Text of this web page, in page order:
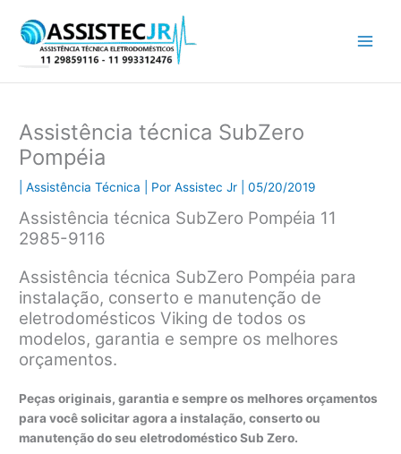
para
conteúdo
Assistência técnica SubZero
Pompéia
|Assistência Técnica | PorAssistec Jr |05/20/2019
Assistência técnica SubZero Pompéia 11
2985-9116
Assistência técnica SubZero Pompéia para
instalação, conserto e manutenção de
eletrodomésticos Viking de todos os
modelos, garantia e sempre os melhores
orçamentos.
Peças originais, garantia e sempre os melhores orçamentos
para você solicitar agora a instalação, conserto ou
manutenção do seu eletrodoméstico Sub Zero.